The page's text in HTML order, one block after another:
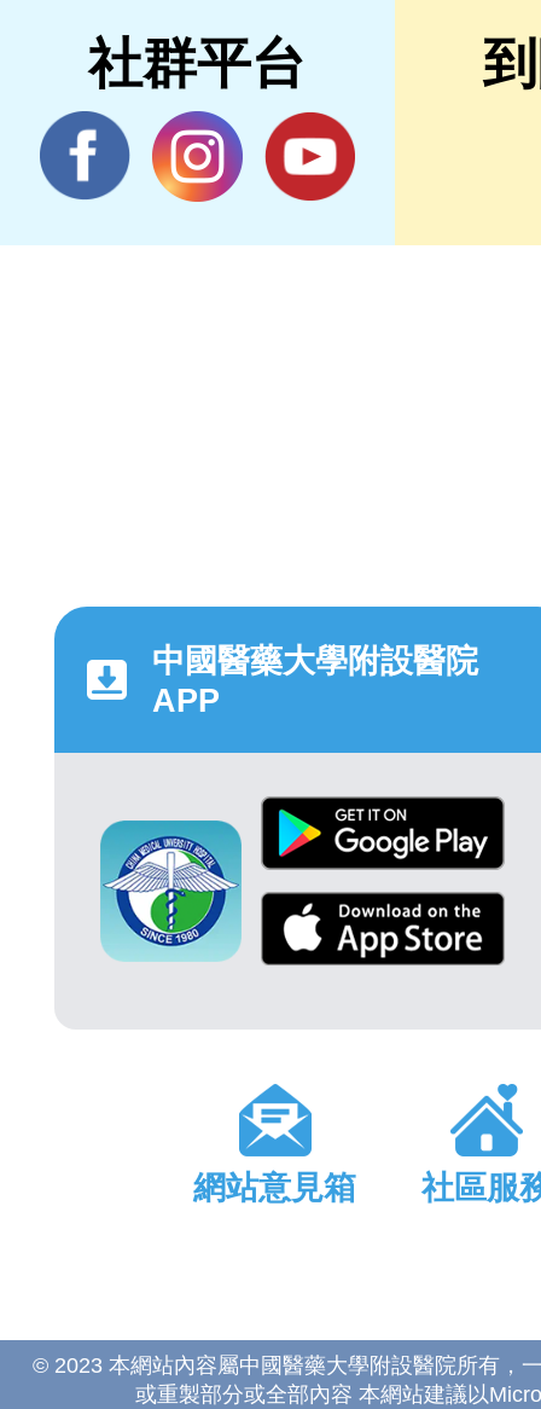
社群平台
中國醫藥大學附設醫院
APP
網站意見箱 社區服
© 2023 本網站內容屬中國醫藥大學附設醫院所有，
或重製部分或全部內容 本網站建議以